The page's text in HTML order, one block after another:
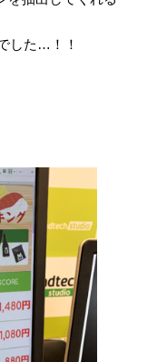
した…！！